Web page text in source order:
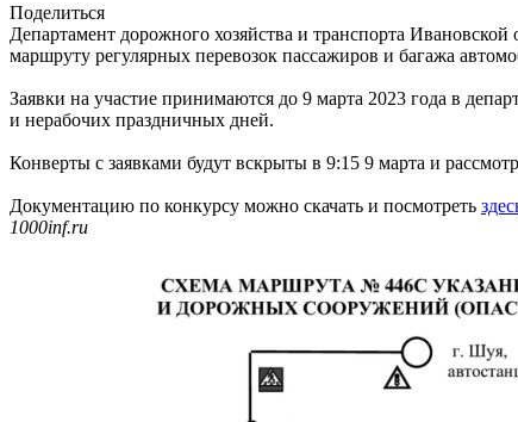
Поделиться
Департамент дорожного хозяйства и транспорта
маршруту регулярных перевозок пассажиров и багажа
Заявки на участие принимаются до 9 марта 2023 года в
и нерабочих праздничных дней.
Конверты с заявками будут вскрыты в 9:15 9 марта и
Документацию по конкурсу можно скачать и посмотреть
1000inf.ru